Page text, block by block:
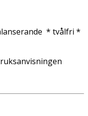
* tvålfri *